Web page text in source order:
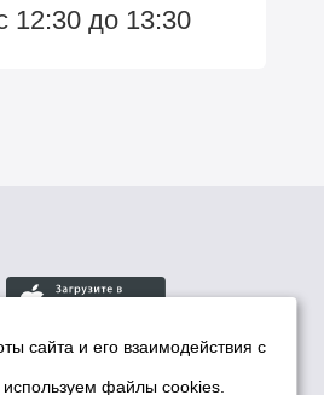
12:30 до 13:30
сайта и его взаимодействия с
файлы cookies.